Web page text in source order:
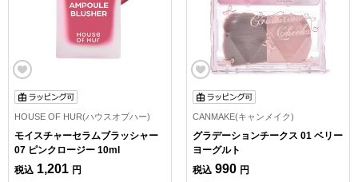
HOUSE OF HUR(ハウスオブハー)
モイスチャーセラムブラッシャー
07 ピンクロージー 10ml
税込 1,201 円
CANMAKE(キャンメイク)
グラデーションチークス 01 ベリー
ヨーグルト
税込 990 円